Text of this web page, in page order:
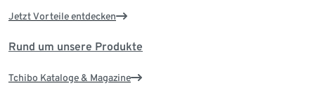
Jetzt Vorteile entdecken
Rund um unsere Produkte
Tchibo Kataloge & Magazine